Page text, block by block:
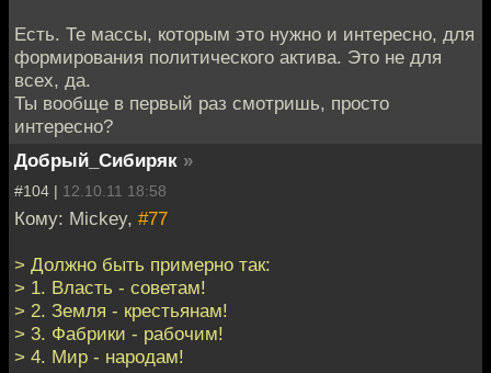
Есть. Те массы, которым это нужно и интересно, для
формирования политического актива. Это не для
всех, да.
Ты вообще в первый раз смотришь, просто
интересно?
Добрый_Сибиряк »
#104 | 12.10.11 18:58
Кому: Mickey, #77
> Должно быть примерно так:
> 1. Власть - советам!
> 2. Земля - крестьянам!
> 3. Фабрики - рабочим!
> 4. Мир - народам!